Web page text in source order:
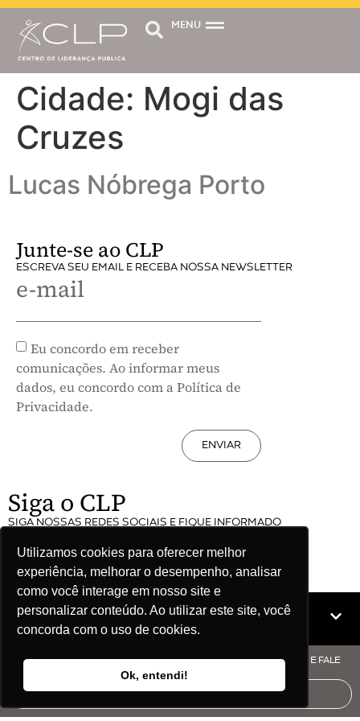
Utilizamos cookies para oferecer melhor
experiência, melhorar o desempenho, analisar
como você interage em nosso site e
personalizar conteúdo. Ao utilizar este site, você
concorda com o uso de cookies.
Ok, entendi!
MENU
Cidade: Mogi das
Cruzes
Lucas Nóbrega Porto
Junte-se ao CLP
ESCREVA SEU EMAIL E RECEBA NOSSA NEWSLETTER
e-mail
Eu concordo em receber
comunicações. Ao informar meus
dados, eu concordo com a Política de
Privacidade.
ENVIAR
Siga o CLP
SIGA NOSSAS REDES SOCIAIS E FIQUE INFORMADO
Mapa do site
© COPYRIGHT CLP - CNPJ: 09.512.143/0001-57 - CLIQUE AQUI E FALE
COM O CLP